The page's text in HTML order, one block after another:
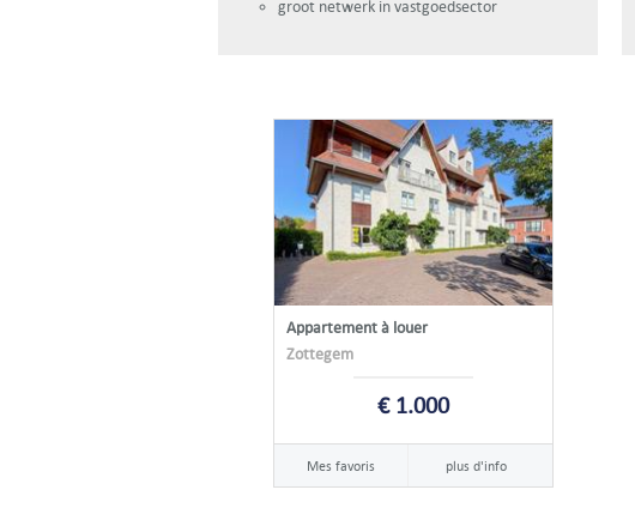
groot netwerk in vastgoedsector
Appartement à louer
Zottegem
€ 1.000
Mes favoris plus d'info